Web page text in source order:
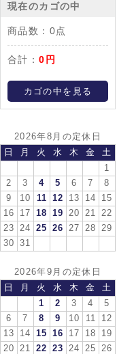
現在のカゴの中
商品数： 0点
合計：0円
カゴの中を見る
2026年8月の定休日
日
月 火 水 木 金
土
1
2
3 4 5 6 7
8
9
10 11 12 13 14
15
16
17 18 19 20 21
22
23
24 25 26 27 28
29
30
31
2026年9月の定休日
日
月 火 水 木 金
土
1
2 3 4
5
6
7 8 9 10 11
12
13
14 15 16 17 18
19
20
21 22 23 24 25
26